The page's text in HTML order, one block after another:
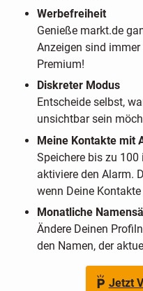
Werbefreiheit
Genieße markt.de
Anzeigen sind
Premium!
Diskreter Modus
Entscheide selbst,
unsichtbar sein
Meine Kontakte mit
Speichere bis zu
aktiviere den Alarm.
wenn Deine
Monatliche
Ändere Deinen
den Namen, der
Jetzt